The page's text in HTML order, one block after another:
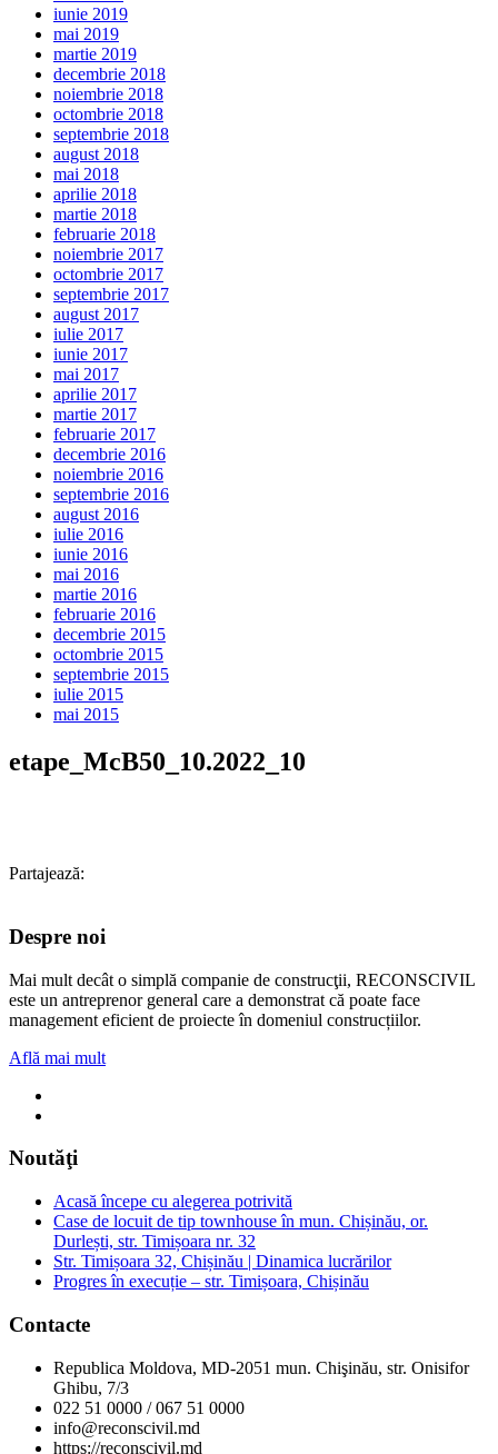
iunie 2019
mai 2019
martie 2019
decembrie 2018
noiembrie 2018
octombrie 2018
septembrie 2018
august 2018
mai 2018
aprilie 2018
martie 2018
februarie 2018
noiembrie 2017
octombrie 2017
septembrie 2017
august 2017
iulie 2017
iunie 2017
mai 2017
aprilie 2017
martie 2017
februarie 2017
decembrie 2016
noiembrie 2016
septembrie 2016
august 2016
iulie 2016
iunie 2016
mai 2016
martie 2016
februarie 2016
decembrie 2015
octombrie 2015
septembrie 2015
iulie 2015
mai 2015
etape_McB50_10.2022_10
Partajează:
Despre noi
Mai mult decât o simplă companie de construcţii, RECONSCIVIL
este un antreprenor general care a demonstrat că poate face
management eficient de proiecte în domeniul construcțiilor.
Află mai mult
Noutăţi
Acasă începe cu alegerea potrivită
Case de locuit de tip townhouse în mun. Chișinău, or.
Durlești, str. Timișoara nr. 32
Str. Timișoara 32, Chișinău | Dinamica lucrărilor
Progres în execuție – str. Timișoara, Chișinău
Contacte
Republica Moldova, MD-2051 mun. Chişinău, str. Onisifor
Ghibu, 7/3
022 51 0000 / 067 51 0000
info@reconscivil.md
https://reconscivil.md